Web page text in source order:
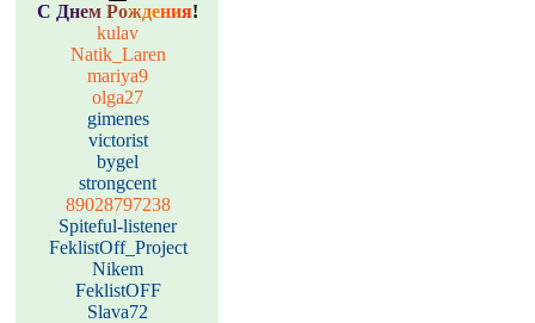
С Днем Рождения!
kulav
Natik_Laren
mariya9
olga27
gimenes
victorist
bygel
strongcent
89028797238
Spiteful-listener
FeklistOff_Project
Nikem
FeklistOFF
Slava72